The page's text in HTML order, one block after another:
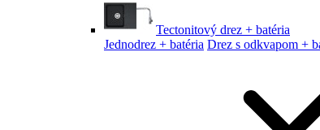
Tectonitový drez + batéria
Jednodrez + batéria Drez s odkvapom +